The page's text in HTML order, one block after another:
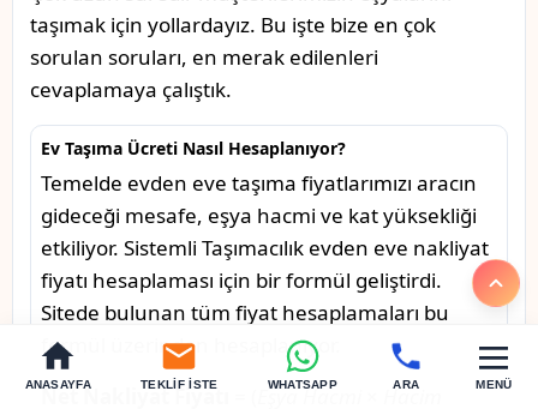
ANASAYFA TEKLIF İSTE WHATSAPP ARA MENÜ
taşımak için yollardayız. Bu işte bize en çok
sorulan soruları, en merak edilenleri
cevaplamaya çalıştık.
Ev Taşıma Ücreti Nasıl Hesaplanıyor?
Temelde evden eve taşıma fiyatlarımızı aracın
gideceği mesafe, eşya hacmi ve kat yüksekliği
etkiliyor. Sistemli Taşımacılık evden eve nakliyat
fiyatı hesaplaması için bir formül geliştirdi.
Sitede bulunan tüm fiyat hesaplamaları bu
formül üzerinden hesaplanıyor.
Net Nakliyat Fiyatı
Eşya Hacmi Hacim